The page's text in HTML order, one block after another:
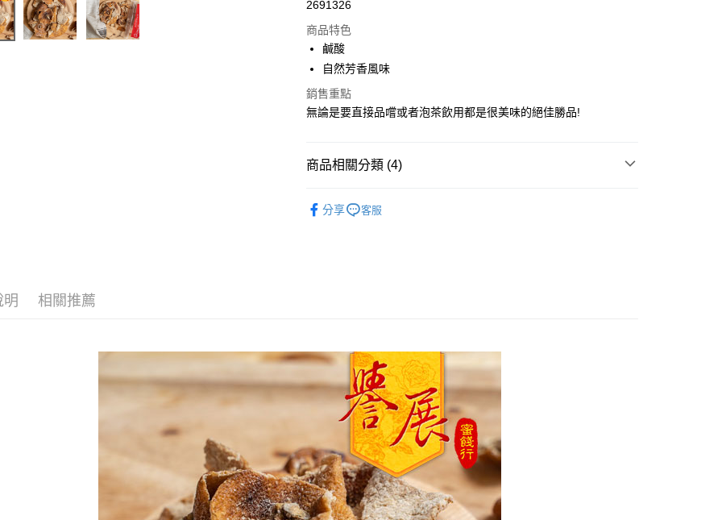
LINE Pay
Apple Pay
街口支付
Google Pay
付款後全家取貨
每筆NT$60，滿NT$799(含以上)免運費
7-11取貨付款
每筆NT$60，滿NT$799(含以上)免運費
付款後7-11取貨
每筆NT$60，滿NT$799(含以上)免運費
宅配到家
2691326
商品特色
鹹酸
自然芳香風味
銷售重點
無論是要直接品嚐或者泡茶飲用都是很美味的絕佳勝品!
商品相關分類 (4)
分享 客服
明 相關推薦